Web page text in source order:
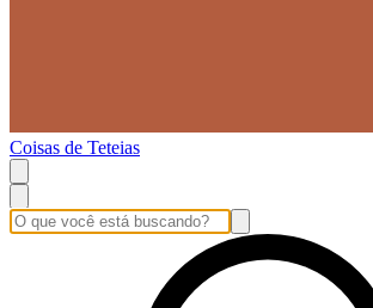
Coisas de Teteias